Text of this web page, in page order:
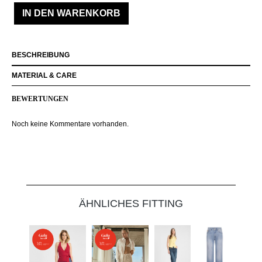
IN DEN WARENKORB
BESCHREIBUNG
MATERIAL & CARE
BEWERTUNGEN
Noch keine Kommentare vorhanden.
ÄHNLICHES FITTING